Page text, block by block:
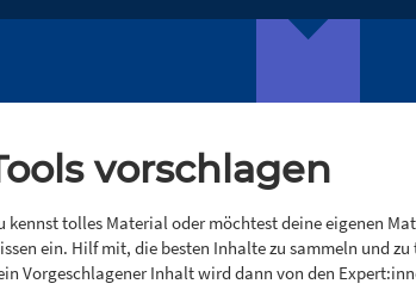
vorschlagen
kennst tolles Material oder möchtest deine eigenen
ein. Hilf mit, die besten Inhalte zu sammeln und
Vorgeschlagener Inhalt wird dann von den